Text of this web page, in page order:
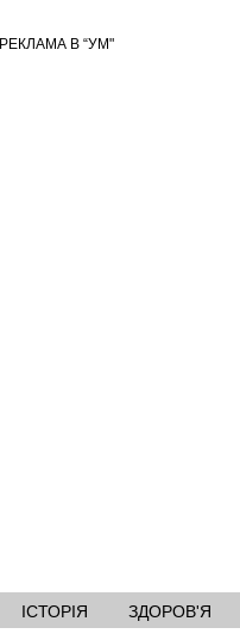
РЕКЛАМА В “УМ"
ІСТОРІЯ ЗДОРОВ'Я